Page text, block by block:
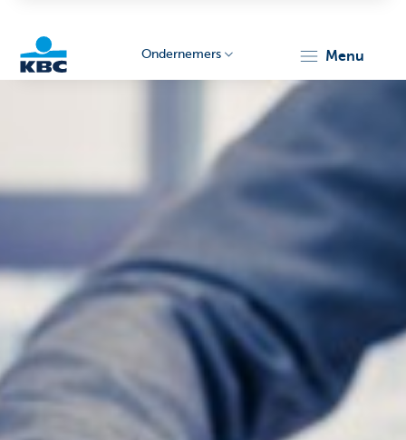
Ondernemers menu